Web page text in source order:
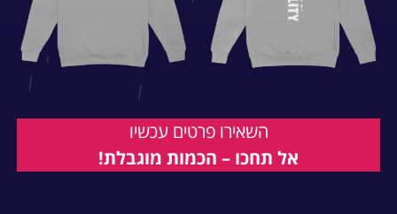
השאירו פרטים עכשיו
אל תחכו – הכמות מוגבלת!